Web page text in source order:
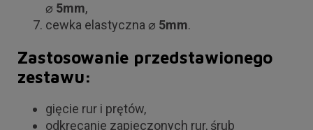
⌀ 5mm,
cewka elastyczna ⌀ 5mm.
Zastosowanie przedstawionego
zestawu:
gięcie rur i prętów,
odkręcanie zapieczonych rur, śrub